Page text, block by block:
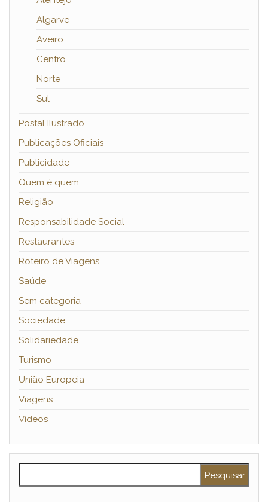
Algarve
Aveiro
Centro
Norte
Sul
Postal Ilustrado
Publicações Oficiais
Publicidade
Quem é quem…
Religião
Responsabilidade Social
Restaurantes
Roteiro de Viagens
Saúde
Sem categoria
Sociedade
Solidariedade
Turismo
União Europeia
Viagens
Vídeos